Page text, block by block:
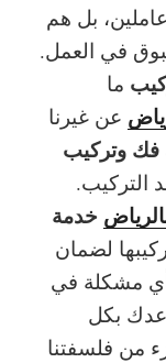
بل هم
في العمل.
ما
عن غيرنا
فك وتركيب
التركيب.
خدمة
لضمان
أي مشكلة في
بكل
من فلسفتنا